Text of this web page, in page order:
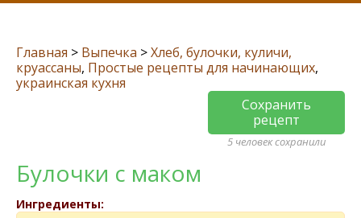
Главная > Выпечка >Хлеб, булочки, куличи,
круассаны, Простые рецепты для начинающих,
украинская кухня
Сохранить
рецепт
5 человек сохранили
Булочки с маком
Ингредиенты: